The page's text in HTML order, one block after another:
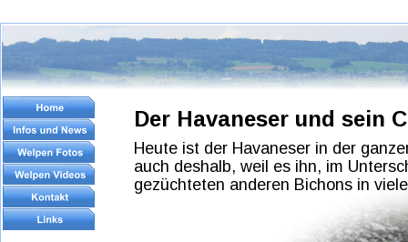
Heute ist der Havaneser in der
auch deshalb, weil es ihn, im
gezüchteten anderen Bichons in
Der Havaneser und sein